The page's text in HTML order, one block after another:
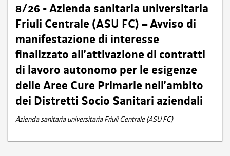
8/26 - Azienda sanitaria universitaria
Friuli Centrale (ASU FC) – Avviso di
manifestazione di interesse
finalizzato all’attivazione di contratti
di lavoro autonomo per le esigenze
delle Aree Cure Primarie nell’ambito
dei Distretti Socio Sanitari aziendali
Azienda sanitaria universitaria Friuli Centrale (ASU FC)